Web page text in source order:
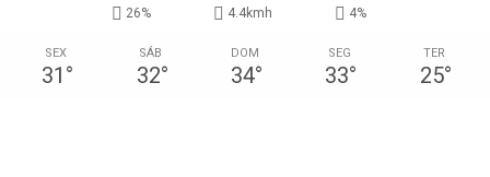
26% 4.4kmh 4%
SEX
31 °
SÁB
32°
DOM
34°
SEG
33°
TER
25°